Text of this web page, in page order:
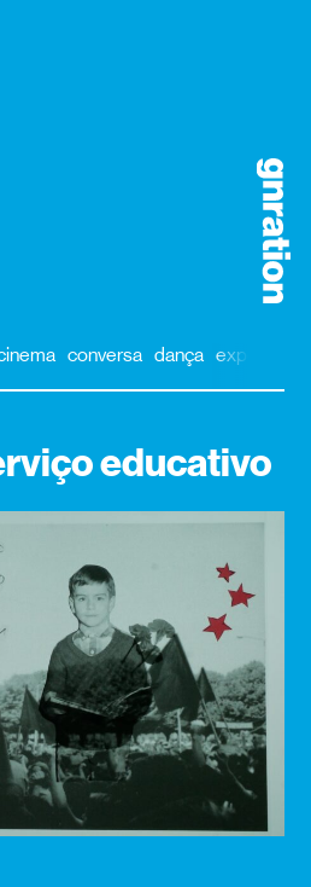
conversa dança exposição
educativo